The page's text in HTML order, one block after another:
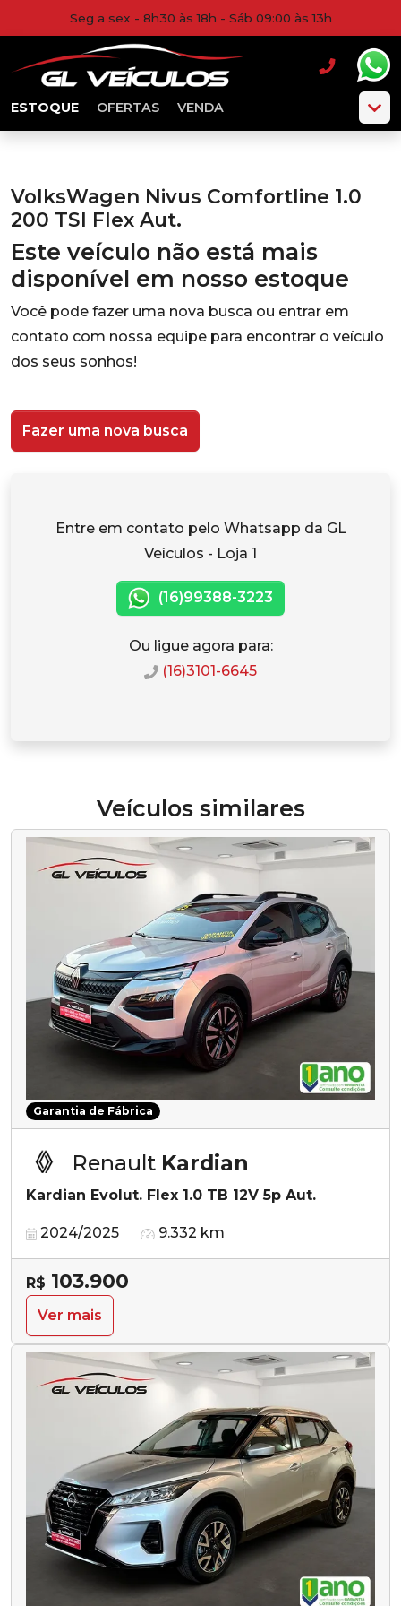
Seg a sex - 8h30 às 18h - Sáb 09:00 às 13h
ESTOQUE OFERTAS VENDA
VolksWagen Nivus Comfortline 1.0
200 TSI Flex Aut.
Este veículo não está mais
disponível em nosso estoque
Você pode fazer uma nova busca ou entrar em
contato com nossa equipe para encontrar o veículo
dos seus sonhos!
Fazer uma nova busca
Entre em contato pelo Whatsapp da GL
Veículos - Loja 1
(16)99388-3223
Ou ligue agora para:
(16)3101-6645
Veículos similares
Garantia de Fábrica
Renault Kardian
Kardian Evolut. Flex 1.0 TB 12V 5p Aut.
2024/2025 9.332 km
R$ 103.900
Ver mais